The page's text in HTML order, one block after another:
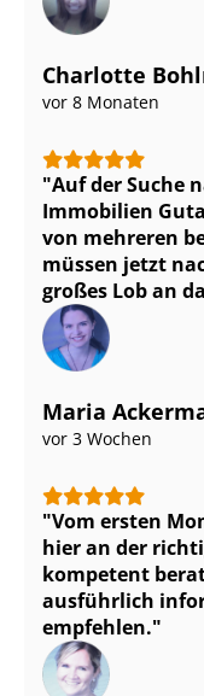
Charlotte
vor 8 Monaten
Auf der Suche
Immobilien
von mehreren
müssen jetzt
großes Lob an
Maria
vor 3 Wochen
Vom ersten
hier an der
kompetent
ausführlich
empfehlen.